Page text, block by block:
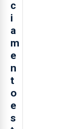
c
i
a
m
e
n
t
o
e
s